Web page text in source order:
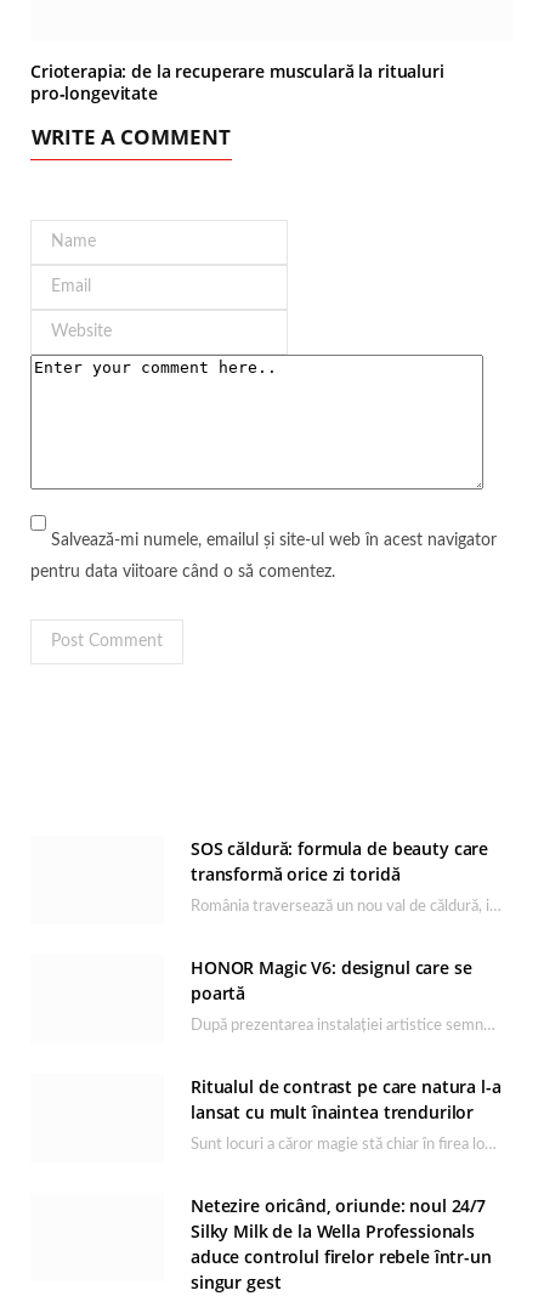
Crioterapia: de la recuperare musculară la ritualuri
pro‑longevitate
WRITE A COMMENT
Salvează-mi numele, emailul și site-ul web în acest navigator
pentru data viitoare când o să comentez.
SOS căldură: formula de beauty care
transformă orice zi toridă
România traversează un nou val de căldură, iar rutina de îngrijire capătă un rol esențial…
HONOR Magic V6: designul care se
poartă
După prezentarea instalației artistice semnată de Catrinel Săbăciag în cadrul evenimentului de lansare HONOR Magic…
Ritualul de contrast pe care natura l-a
lansat cu mult înaintea trendurilor
Sunt locuri a căror magie stă chiar în firea lor naturală, iar Lacul Ursu din…
Netezire oricând, oriunde: noul 24/7
Silky Milk de la Wella Professionals
aduce controlul firelor rebele într-un
singur gest